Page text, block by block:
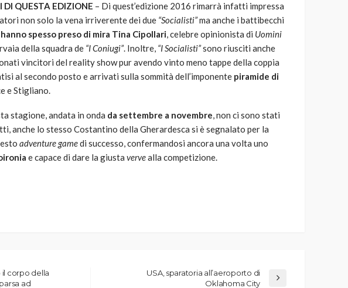
DI QUESTA EDIZIONE – Di quest’edizione 2016 rimarrà infatti impressa
non solo la vena irriverente dei due “Socialisti”ma anche i battibecchi
hanno spesso preso di mira Tina Cipollari, celebre opinionista di Uomini
della squadra de “I Coniugi”. Inoltre, “I Socialisti”sono riusciti anche
vincitori del reality show pur avendo vinto meno tappe della coppia
al secondo posto e arrivati sulla sommità dell’imponente piramide di
e Stigliano.
stagione, andata in onda da settembre a novembre, non ci sono stati
anche lo stesso Costantino della Gherardesca si è segnalato per la
adventure gamedi successo, confermandosi ancora una volta uno
e capace di dare la giusta vervealla competizione.
il corpo della
ad
USA, sparatoria all’aeroporto di
Oklahoma City